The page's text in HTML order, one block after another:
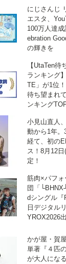
にじさんじ
エスタ、
100万人達
ebration
の輝きを
【UtaTen待
ランキング
TE」が1位
待ち望まれ
ンキング
小見山直人
動から1年。
経て、初の
ス！8月12
定！
筋肉×パフ
団「
dシングル『
日デジタル
YROX2026
かが屋・賀
単著『４匹
が大人にな